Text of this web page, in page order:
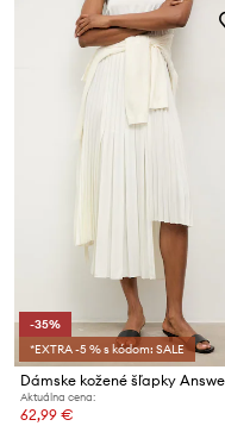
-35%
*EXTRA -5 % s kódom: SALE
Aktuálna cena:
62,99 €